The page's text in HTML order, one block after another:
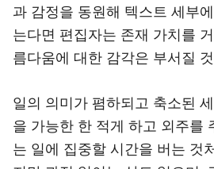
과 감정을 동원해 텍스트 세부
는다면 편집자는 존재 가치를
름다움에 대한 감각은 부서질
일의 의미가 폄하되고 축소된
을 가능한 한 적게 하고 외주를
는 일에 집중할 시간을 버는 것